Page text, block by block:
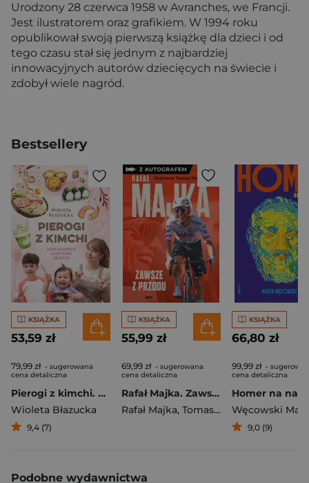
Urodzony 28 czerwca 1958 w Avranches, we Francji.
Jest ilustratorem oraz grafikiem. W 1994 roku
opublikował swoją pierwszą książkę dla dzieci i od
tego czasu stał się jednym z najbardziej
innowacyjnych autorów dziecięcych na świecie i
zdobył wiele nagród.
Bestsellery
KSIĄŻKA
53,59 zł
79,99 zł - sugerowana
cena detaliczna
Pierogi z kimchi. Moje ulubione azjatyckie przepisy
Wioleta Błazucka
9,4 (7)
KSIĄŻKA
55,99 zł
69,99 zł - sugerowana
cena detaliczna
Rafał Majka. Zawsze z przodu. Rozmawia Tomasz Kalemba - książka z autografem
Rafał Majka, Tomasz Kalemba
KSIĄŻKA
66,80 zł
99,99 zł -
cena detaliczna
Węcowski
9,0 (9)
Podobne wydawnictwa